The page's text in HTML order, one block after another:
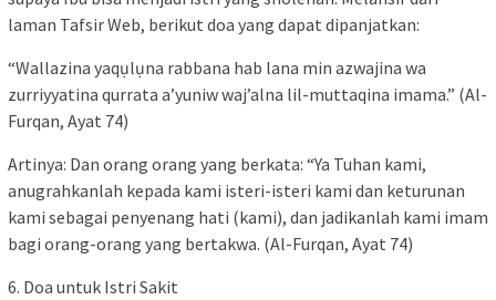
laman Tafsir Web, berikut doa yang dapat dipanjatkan:
“Wallazina yaqụlụna rabbana hab lana min azwajina wa
zurriyyatina qurrata a’yuniw waj’alna lil-muttaqina imama.” (Al-
Furqan, Ayat 74)
Artinya: Dan orang orang yang berkata: “Ya Tuhan kami,
anugrahkanlah kepada kami isteri-isteri kami dan keturunan
kami sebagai penyenang hati (kami), dan jadikanlah kami imam
bagi orang-orang yang bertakwa. (Al-Furqan, Ayat 74)
6. Doa untuk Istri Sakit